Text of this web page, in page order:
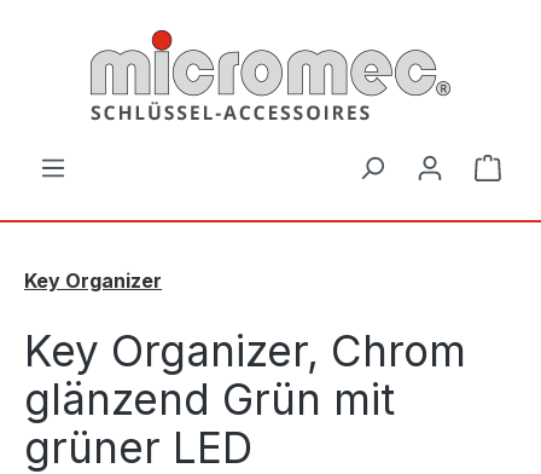
Zum Hauptinhalt springen
Key Organizer
Key Organizer, Chrom
glänzend Grün mit
grüner LED